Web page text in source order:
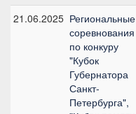
21.06.2025 Региональные
соревнования
по конкуру
"Кубок
Губернатора
Санкт-
Петербурга",